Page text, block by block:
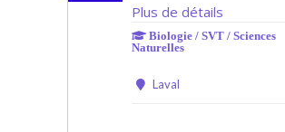
Plus de détails
Biologie / SVT / Sciences
Naturelles
Laval